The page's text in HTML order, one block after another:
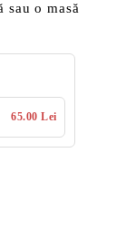
sau o masă
65.00 Lei